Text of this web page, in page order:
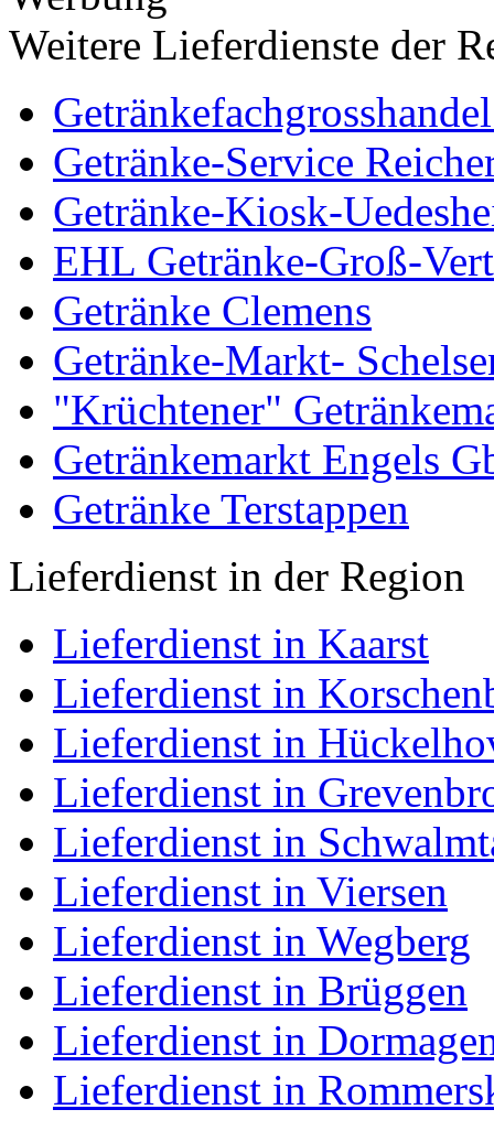
Weitere Lieferdienste der
Getränke-Service
Getränke-Kiosk-
EHL Getränke-Groß-
Getränke Clemens
Getränke-Markt-
"Krüchtener"
Getränkemarkt Engels
Getränke Terstappen
Lieferdienst in der Region
Lieferdienst in Kaarst
Lieferdienst in
Lieferdienst in
Lieferdienst in
Lieferdienst in
Lieferdienst in Viersen
Lieferdienst in Wegberg
Lieferdienst in Brüggen
Lieferdienst in
Lieferdienst in